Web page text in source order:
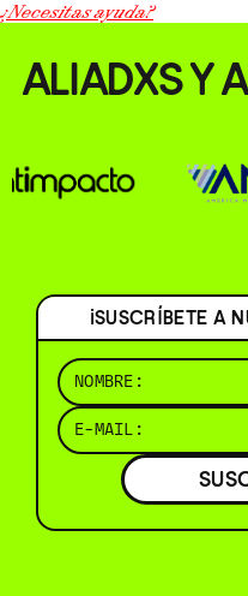
¿Necesitas ayuda?
ALIADXS Y
¡SUSCRÍBETE A